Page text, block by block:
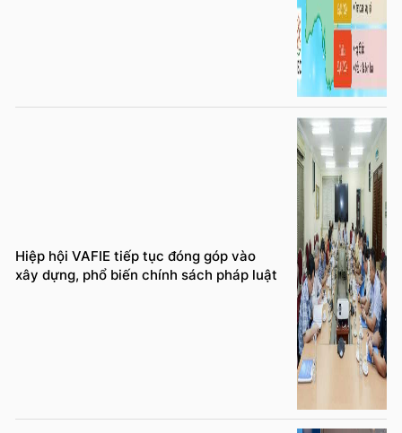
Hiệp hội VAFIE tiếp tục đóng góp vào
xây dựng, phổ biến chính sách pháp luật